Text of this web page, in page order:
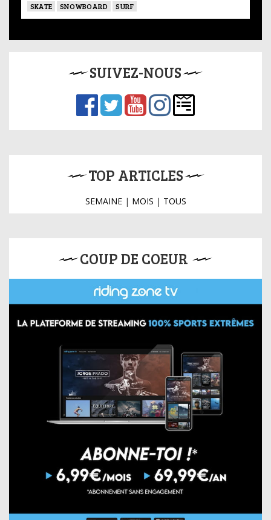
SKATE SNOWBOARD SURF
SUIVEZ-NOUS
TOP ARTICLES
SEMAINE| MOIS | TOUS
COUP DE COEUR